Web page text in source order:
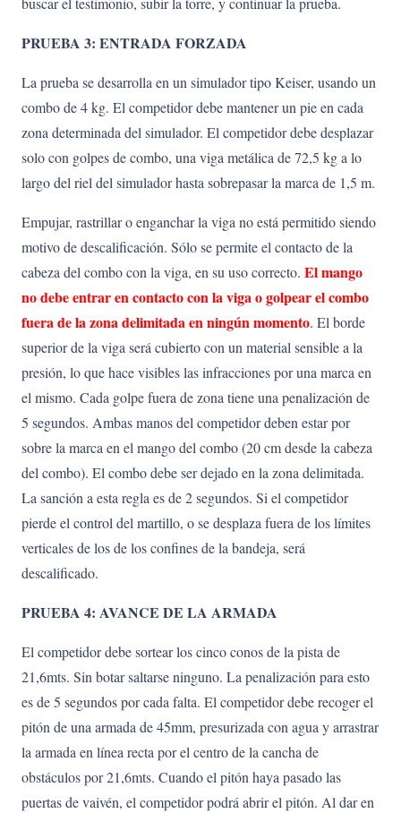
PRUEBA 3: ENTRADA FORZADA
La prueba se desarrolla en un simulador tipo Keiser, usando un
combo de 4 kg. El competidor debe mantener un pie en cada
zona determinada del simulador. El competidor debe desplazar
solo con golpes de combo, una viga metálica de 72,5 kg a lo
largo del riel del simulador hasta sobrepasar la marca de 1,5 m.
Empujar, rastrillar o enganchar la viga no está permitido siendo
motivo de descalificación. Sólo se permite el contacto de la
cabeza del combo con la viga, en su uso correcto. Elmango
nodebeentrarencontactoconla viga o golpear el combo
fuera de la zona delimitada en ningún momento. El borde
superior de la viga será cubierto con un material sensible a la
presión, lo que hace visibles las infracciones por una marca en
el mismo. Cada golpe fuera de zona tiene una penalización de
5 segundos. Ambas manos del competidor deben estar por
sobre la marca en el mango del combo (20 cm desde la cabeza
del combo). El combo debe ser dejado en la zona delimitada.
La sanción a esta regla es de 2 segundos. Si el competidor
pierde el control del martillo, o se desplaza fuera de los límites
verticales de los de los confines de la bandeja, será
descalificado.
PRUEBA 4: AVANCE DE LA ARMADA
El competidor debe sortear los cinco conos de la pista de
21,6mts. Sin botar saltarse ninguno. La penalización para esto
es de 5 segundos por cada falta. El competidor debe recoger el
pitón de una armada de 45mm, presurizada con agua y arrastrar
la armada en línea recta por el centro de la cancha de
obstáculos por 21,6mts. Cuando el pitón haya pasado las
puertas de vaivén, el competidor podrá abrir el pitón. Al dar en